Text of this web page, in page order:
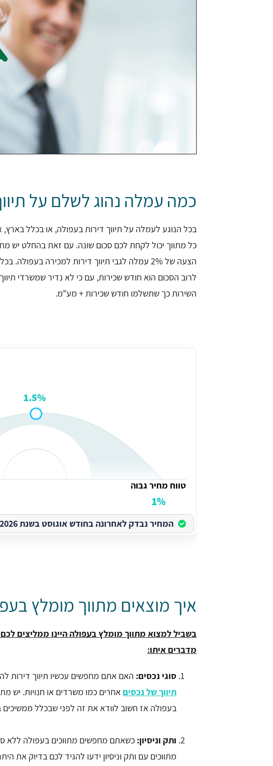
כמה עמלה נהוג לשלם על
בכל הנוגע לעמלה על תיווך דירות בעפולה, או בכלל בארץ,
כל מתווך יכול לקחת לכם סכום שונה. עם זאת בהחלט יש
הצעה של 2% עמלה לגבי תיווך דירות למכירה
לרוב הסכום הוא חודש שכירות, עם כי לא נדיר שמשרדי
השירות כך שתשלמו חודש שכירות + מע"מ.
1.5%
טווח מחיר גבוה
1%
המחיר נבדק לאחרונה בחודש אוגוסט בשנת 2026.
איך מוצאים מתווך מומלץ
בשביל למצוא מתווך מומלץ בעפולה היינו ממליצים
מדברים איתו:
סוגי נכסים: האם אתם מחפשים עכשיו תיווך דירות
תיווך של נכסים אחרים כמו משרדים או חנויות. יש
בעפולה אז חשוב לוודא את זה לפני שבכלל ממשיכים
ותק וניסיון: כשאתם מחפשים מתווכים בעפולה ללא
מתווכים עם ותק וניסיון ידעו להגיד לכם בדיוק את